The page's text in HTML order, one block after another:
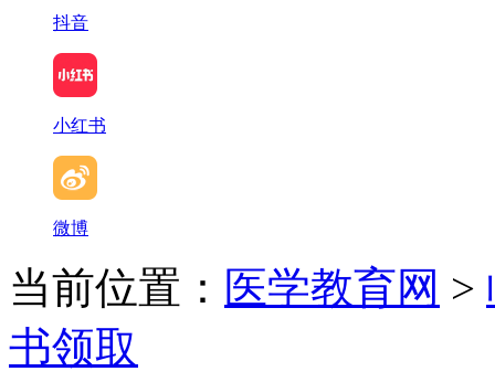
抖音
小红书
微博
当前位置： 医学教育网 >
书领取